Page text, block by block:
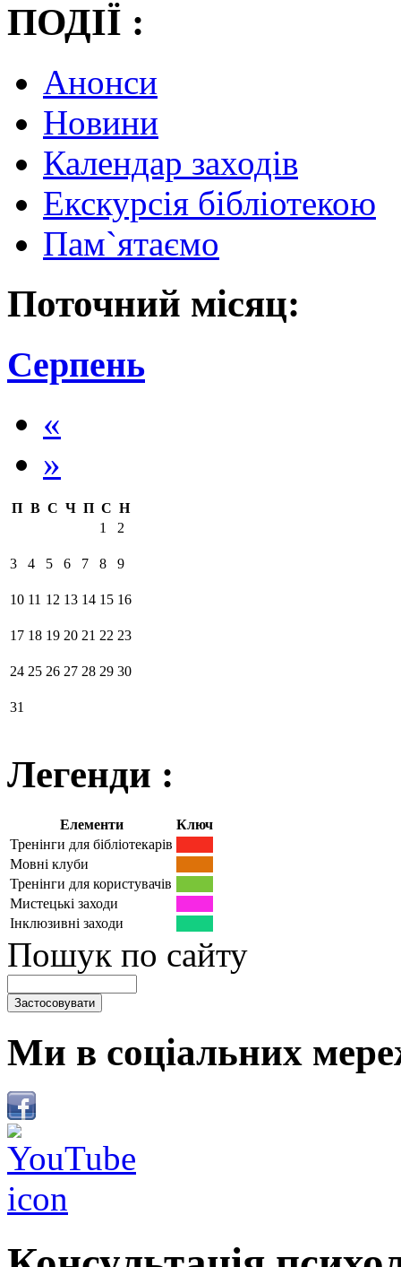
ПОДІЇ :
Анонси
Новини
Календар заходів
Екскурсія бібліотекою
Пам`ятаємо
Поточний місяц:
Серпень
«
»
П В С Ч П С Н
1
2
3 4 5 6 7 8 9
10 11 12 13 14 15 16
17 18 19 20 21 22 23
24 25 26 27 28 29 30
31
Легенди :
Елементи
Ключ
Тренінги для бібліотекарів
Мовні клуби
Тренінги для користувачів
Мистецькі заходи
Інклюзивні заходи
Пошук по сайту
Ми в соціальних